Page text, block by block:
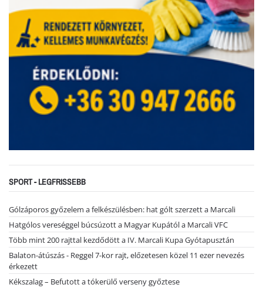
SPORT - LEGFRISSEBB
Gólzáporos győzelem a felkészülésben: hat gólt szerzett a Marcali
Hatgólos vereséggel búcsúzott a Magyar Kupától a Marcali VFC
Több mint 200 rajttal kezdődött a IV. Marcali Kupa Gyótapusztán
Balaton-átúszás - Reggel 7-kor rajt, előzetesen közel 11 ezer nevezés
érkezett
Kékszalag – Befutott a tókerülő verseny győztese